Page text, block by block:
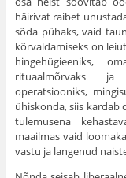
häirivat raibet
sõda pühaks, vaid
kõrvaldamiseks on
hingehügieeniks,
rituaalmõrvaks ja
operatsiooniks,
ühiskonda, siis kardab
tulemusena
maailmas vaid
vastu ja langenud